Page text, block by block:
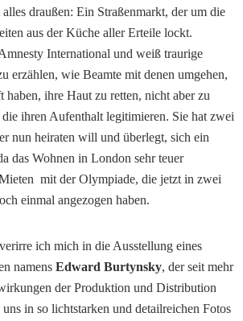
draußen: Ein Straßenmarkt, der um die
aus der Küche aller Erteile lockt.
International und weiß traurige
erzählen, wie Beamte mit denen umgehen,
haben, ihre Haut zu retten, nicht aber zu
ihren Aufenthalt legitimieren. Sie hat zwei
nun heiraten will und überlegt, sich ein
das Wohnen in London sehr teuer
mit der Olympiade, die jetzt in zwei
einmal angezogen haben.
ich mich in die Ausstellung eines
namens Edward Burtynsky, der seit mehr
der Produktion und Distribution
in so lichtstarken und detailreichen Fotos